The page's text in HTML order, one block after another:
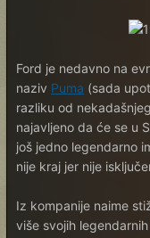
Ford je nedavno na
naziv Puma (sada
razliku od
najavljeno da će se u
još jedno legendarno
nije kraj jer nije
Iz kompanije naime
više svojih